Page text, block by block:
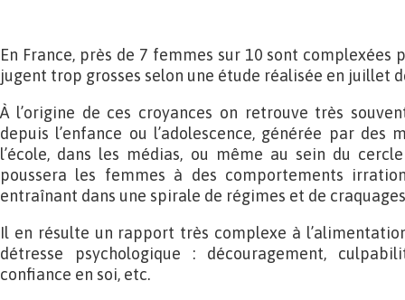
En France, près de 7 femmes sur 10 sont complexées
jugent trop grosses selon une étude réalisée en juillet
À l’origine de ces croyances on retrouve très
depuis l’enfance ou l’adolescence, générée par des
l’école, dans les médias, ou même au sein du
poussera les femmes à des comportements
entraînant dans une spirale de régimes et de
Il en résulte un rapport très complexe à
détresse psychologique : découragement,
confiance en soi, etc.